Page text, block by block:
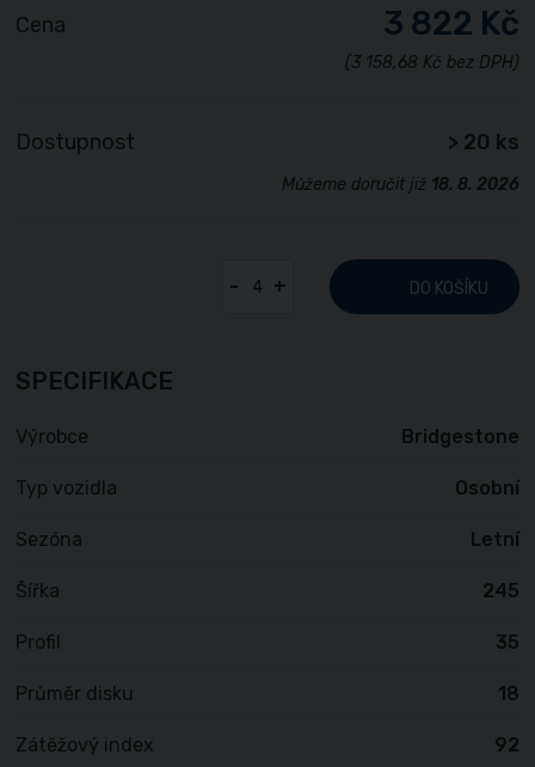
Cena 3 822 Kč
(3 158,68 Kč bez DPH)
Dostupnost > 20 ks
Můžeme doručit již 18. 8. 2026
- + DO KOŠÍKU
SPECIFIKACE
Výrobce Bridgestone
Typ vozidla Osobní
Sezóna Letní
Šířka 245
Profil 35
Průměr disku 18
Zátěžový index 92